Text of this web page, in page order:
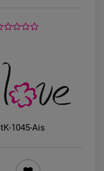
STAL
biały króliczek
1045-Ais